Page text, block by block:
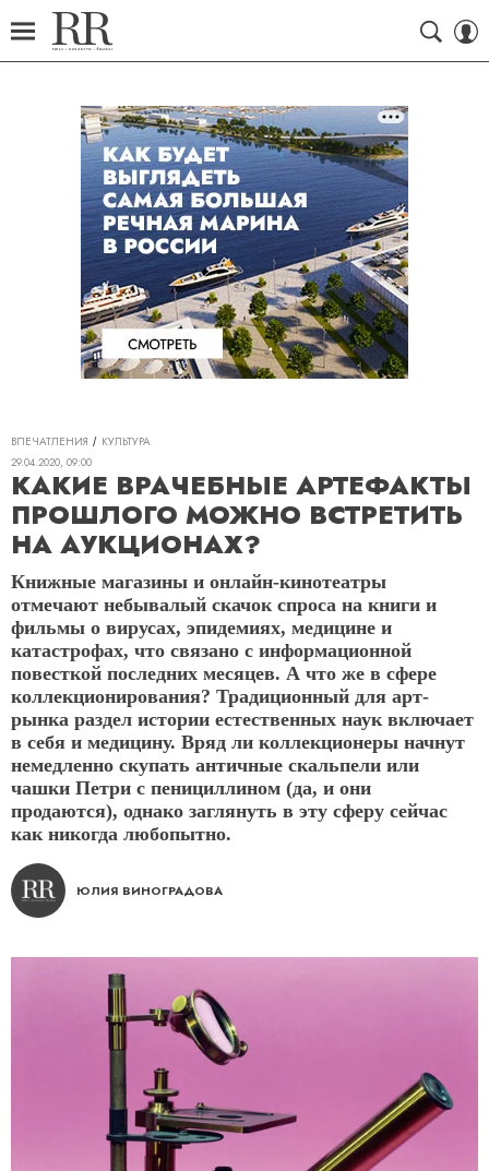
ВПЕЧАТЛЕНИЯ
КУЛЬТУРА
29.04.2020, 09:00
КАКИЕ ВРАЧЕБНЫЕ АРТЕФАКТЫ
ПРОШЛОГО МОЖНО ВСТРЕТИТЬ
НА АУКЦИОНАХ?
Книжные магазины и онлайн-кинотеатры
отмечают небывалый скачок спроса на книги и
фильмы о вирусах, эпидемиях, медицине и
катастрофах, что связано с информационной
повесткой последних месяцев. А что же в сфере
коллекционирования? Традиционный для арт-
рынка раздел истории естественных наук включает
в себя и медицину. Вряд ли коллекционеры начнут
немедленно скупать античные скальпели или
чашки Петри с пенициллином (да, и они
продаются), однако заглянуть в эту сферу сейчас
как никогда любопытно.
ЮЛИЯ ВИНОГРАДОВА